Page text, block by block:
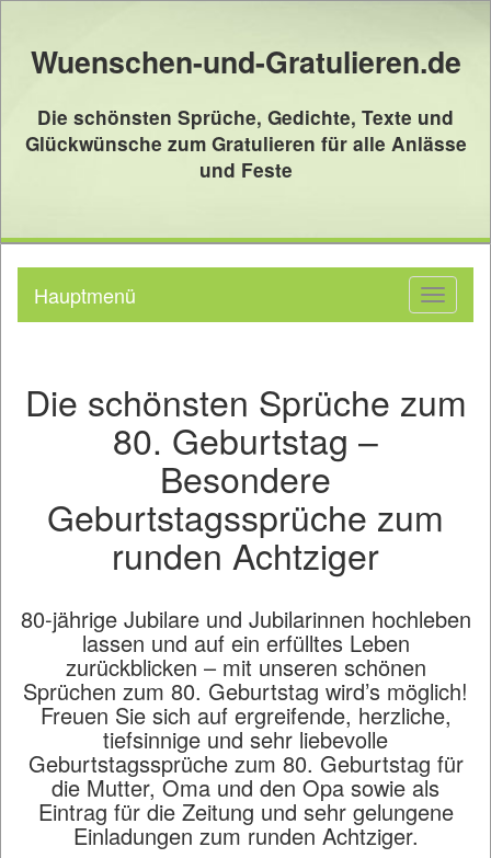
Wuenschen-und-Gratulieren.de
Die schönsten Sprüche, Gedichte, Texte und
Glückwünsche zum Gratulieren für alle Anlässe
und Feste
Toggle
Hauptmenü
Die schönsten Sprüche zum
80. Geburtstag –
Besondere
Geburtstagssprüche zum
runden Achtziger
80-jährige Jubilare und Jubilarinnen hochleben
lassen und auf ein erfülltes Leben
zurückblicken – mit unseren schönen
Sprüchen zum 80. Geburtstag wird’s möglich!
Freuen Sie sich auf ergreifende, herzliche,
tiefsinnige und sehr liebevolle
Geburtstagssprüche zum 80. Geburtstag für
die Mutter, Oma und den Opa sowie als
Eintrag für die Zeitung und sehr gelungene
Einladungen zum runden Achtziger.